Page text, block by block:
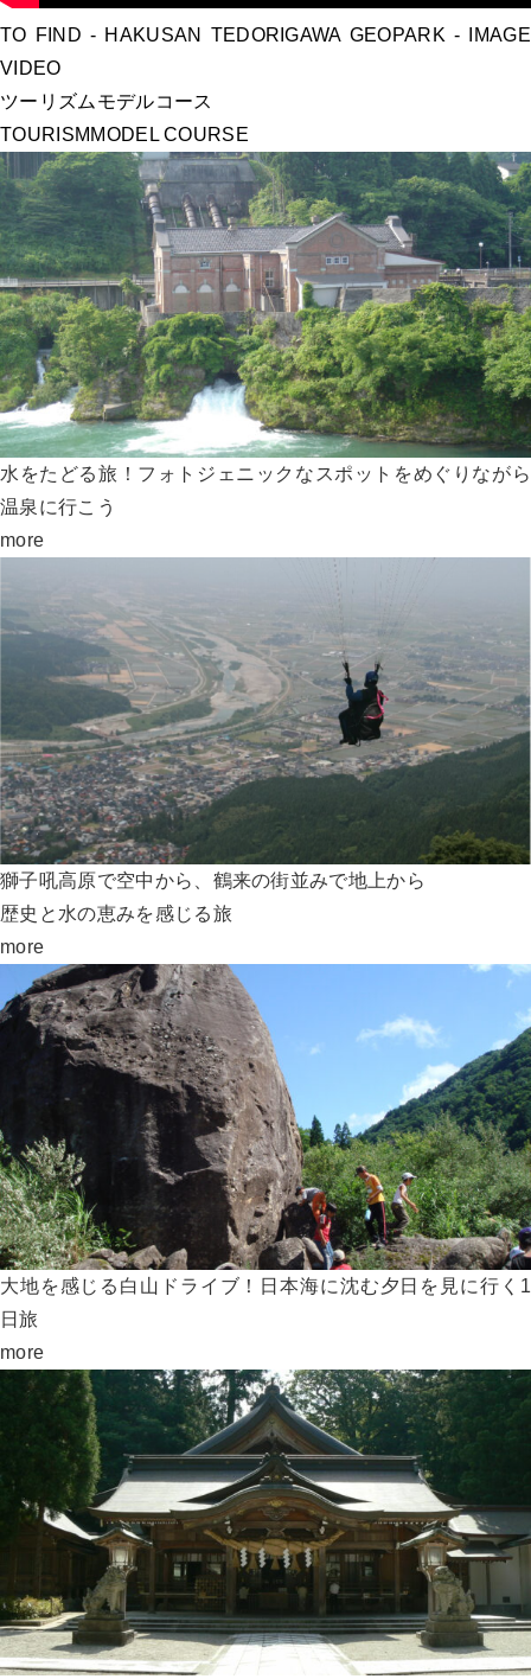
TO FIND - HAKUSAN TEDORIGAWA GEOPARK - IMAGE
VIDEO
ツーリズムモデルコース
TOURISM MODEL COURSE
水をたどる旅！フォトジェニックなスポットをめぐりながら
温泉に行こう
more
獅子吼高原で空中から、鶴来の街並みで地上から
歴史と水の恵みを感じる旅
more
大地を感じる白山ドライブ！日本海に沈む夕日を見に行く1
日旅
more